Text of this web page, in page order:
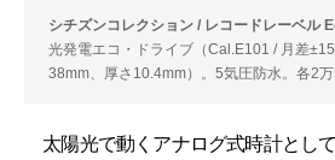
シチズンコレクション / レコードレーベル
光発電エコ・ドライブ（Cal.E101 / 月差
38mm、厚さ10.4mm）。5気圧防水。各2万
太陽光で動くアナログ式時計とし